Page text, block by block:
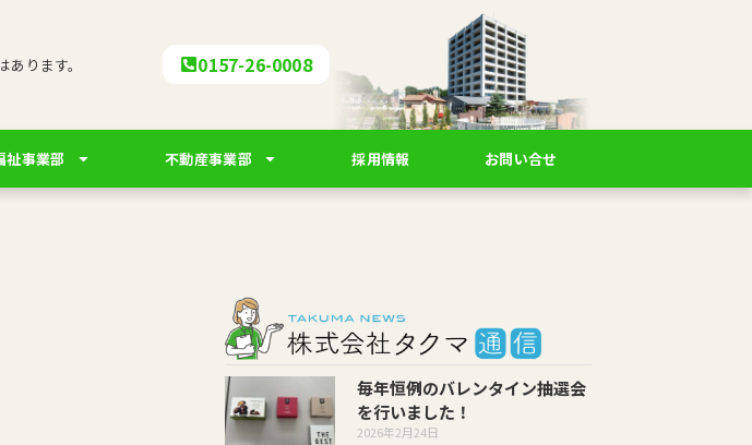
ります。 0157-26-0008
祉事業部 不動産事業部 採用情報 お問い合せ
毎年恒例のバレンタイン抽選会
を行いました！
2026年2月24日